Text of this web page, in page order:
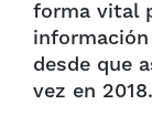
forma vital
desde que
vez en 2018.